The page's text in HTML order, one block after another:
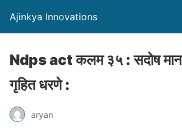
Ajinkya Innovations
Ndps act कलम ३५ : सदोष
गृहित धरणे :
aryan